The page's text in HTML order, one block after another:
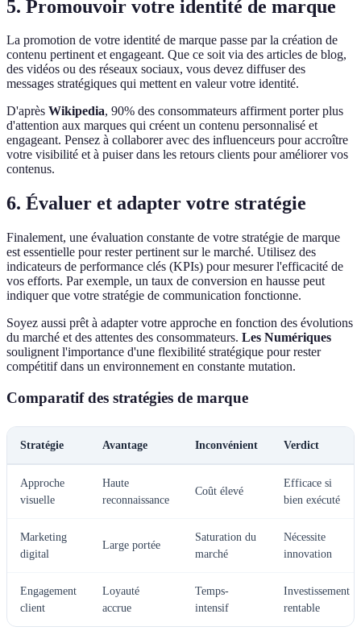
5. Promouvoir votre identité de marque
La promotion de votre identité de marque passe par la création de
contenu pertinent et engageant. Que ce soit via des articles de blog,
des vidéos ou des réseaux sociaux, vous devez diffuser des
messages stratégiques qui mettent en valeur votre identité.
D'après Wikipedia, 90% des consommateurs affirment porter plus
d'attention aux marques qui créent un contenu personnalisé et
engageant. Pensez à collaborer avec des influenceurs pour accroître
votre visibilité et à puiser dans les retours clients pour améliorer vos
contenus.
6. Évaluer et adapter votre stratégie
Finalement, une évaluation constante de votre stratégie de marque
est essentielle pour rester pertinent sur le marché. Utilisez des
indicateurs de performance clés (KPIs) pour mesurer l'efficacité de
vos efforts. Par exemple, un taux de conversion en hausse peut
indiquer que votre stratégie de communication fonctionne.
Soyez aussi prêt à adapter votre approche en fonction des évolutions
du marché et des attentes des consommateurs. Les Numériques
soulignent l'importance d'une flexibilité stratégique pour rester
compétitif dans un environnement en constante mutation.
Comparatif des stratégies de marque
Stratégie Avantage Inconvénient Verdict
Approche
visuelle
Haute
reconnaissance
Coût élevé
Efficace si
bien exécuté
Marketing
digital
Large portée
Saturation du
marché
Nécessite
innovation
Engagement
client
Loyauté
accrue
Temps-
intensif
Investissement
rentable